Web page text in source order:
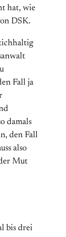
hat, wie
DSK.
Fall ja
damals
den Fall
also
Mut
bis drei